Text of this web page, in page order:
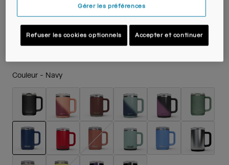
38539-007-OS
34,99 € 20,99 € 40% OFF
Couleur - Navy
sélectionné
Gérer les préférences
Refuser les cookies optionnels Accepter et continuer